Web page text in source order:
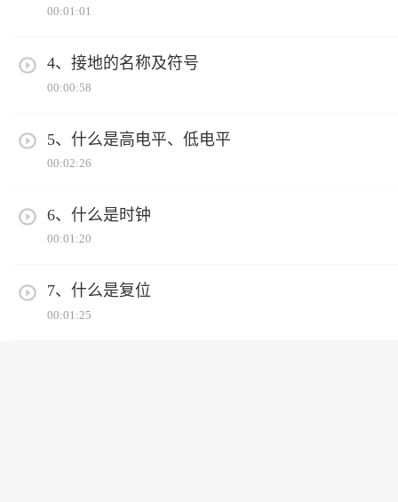
00:01:01
4、接地的名称及符号
00:00:58
5、什么是高电平、低电平
00:02:26
6、什么是时钟
00:01:20
7、什么是复位
00:01:25